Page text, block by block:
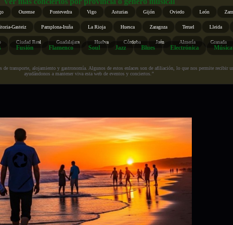
Ourense Pontevedra Vigo Asturias Gijón Oviedo León
Gasteiz Pamplona-Iruña La Rioja Huesca Zaragoza Teruel Lleida
Ciudad Real Guadalajara Huelva Córdoba Jaén Almería Granada
Fusión Flamenco Soul Jazz Blues Electrónica
transporte, alojamiento y gastronomía. Algunos de estos enlaces son de afiliación, lo que nos permite recibir
ayudándonos a mantener viva esta web de eventos y conciertos.”